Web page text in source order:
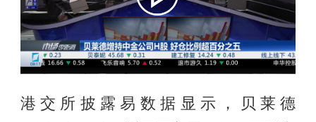
港交所披露易数据显示，贝莱德